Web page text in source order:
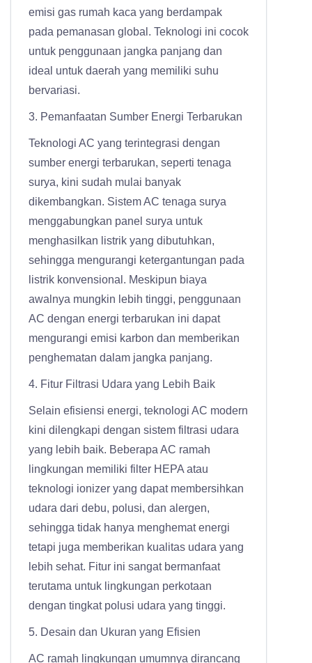
emisi gas rumah kaca yang berdampak
pada pemanasan global. Teknologi ini cocok
untuk penggunaan jangka panjang dan
ideal untuk daerah yang memiliki suhu
bervariasi.
3. Pemanfaatan Sumber Energi Terbarukan
Teknologi AC yang terintegrasi dengan
sumber energi terbarukan, seperti tenaga
surya, kini sudah mulai banyak
dikembangkan. Sistem AC tenaga surya
menggabungkan panel surya untuk
menghasilkan listrik yang dibutuhkan,
sehingga mengurangi ketergantungan pada
listrik konvensional. Meskipun biaya
awalnya mungkin lebih tinggi, penggunaan
AC dengan energi terbarukan ini dapat
mengurangi emisi karbon dan memberikan
penghematan dalam jangka panjang.
4. Fitur Filtrasi Udara yang Lebih Baik
Selain efisiensi energi, teknologi AC modern
kini dilengkapi dengan sistem filtrasi udara
yang lebih baik. Beberapa AC ramah
lingkungan memiliki filter HEPA atau
teknologi ionizer yang dapat membersihkan
udara dari debu, polusi, dan alergen,
sehingga tidak hanya menghemat energi
tetapi juga memberikan kualitas udara yang
lebih sehat. Fitur ini sangat bermanfaat
terutama untuk lingkungan perkotaan
dengan tingkat polusi udara yang tinggi.
5. Desain dan Ukuran yang Efisien
AC ramah lingkungan umumnya dirancang